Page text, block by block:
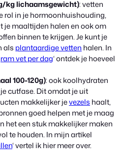
kg lichaamsgewicht): vetten
rol in je hormoonhuishouding,
je maaltijden halen en ook om
binnen te krijgen. Je kunt je
als plantaardige vetten halen. In
vet per dag‘ ontdek je hoeveel
100-120g): ook koolhydraten
cutfase. Dit omdat je uit
makkelijker jevezels haalt,
goed helpen met je maag
het een stuk makkelijker maken
te houden. In mijn artikel
‘ vertel ik hier meer over.